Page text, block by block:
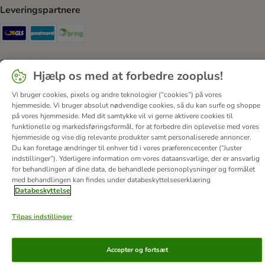
Leveringspartnere
GLS Shipping Method
Postnord Shipping Method
Sikkerhed
Security Security
Om os Job hos zooplus
Firmaoplysninger
Forordning om digitale tjenester
Generelle vilkår
Fortryd aftale
Betaling
Hjælp os med at forbedre zooplus!
Vi bruger cookies, pixels og andre teknologier (“cookies”) på vores
hjemmeside. Vi bruger absolut nødvendige cookies, så du kan surfe og shoppe
på vores hjemmeside. Med dit samtykke vil vi gerne aktivere cookies til
funktionelle og markedsføringsformål, for at forbedre din oplevelse med vores
hjemmeside og vise dig relevante produkter samt personaliserede annoncer.
Du kan foretage ændringer til enhver tid i vores præferencecenter (“Juster
indstillinger”). Yderligere information om vores dataansvarlige, der er ansvarlig
for behandlingen af ​​dine data, de behandlede personoplysninger og formålet
med behandlingen kan findes under databeskyttelseserklæring
Databeskyttelse
Tilpas indstillinger
Accepter og fortsæt